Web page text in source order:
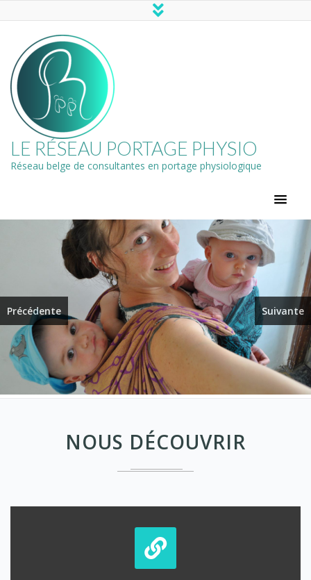
LE RÉSEAU PORTAGE PHYSIO
Réseau belge de consultantes en portage physiologique
Précédente Suivante
NOUS DÉCOUVRIR